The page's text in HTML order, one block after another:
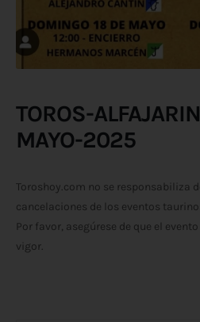
TOROS-
MAYO-2025
Toroshoy.com no se responsabiliza
cancelaciones de los eventos
Por favor, asegúrese de que el
vigor.